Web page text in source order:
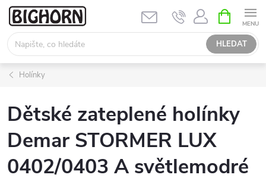
Přejít
obsah
HLEDAT
NÁKUPNÍ
KOŠÍK
Holínky
Dětské zateplené holínky
Demar STORMER LUX
0402/0403 A světlemodré